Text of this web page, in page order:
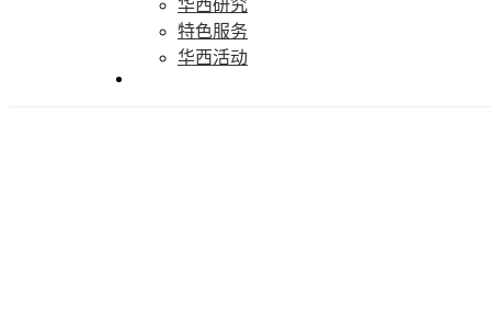
华西研究
特色服务
华西活动